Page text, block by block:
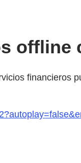
offline
financieros